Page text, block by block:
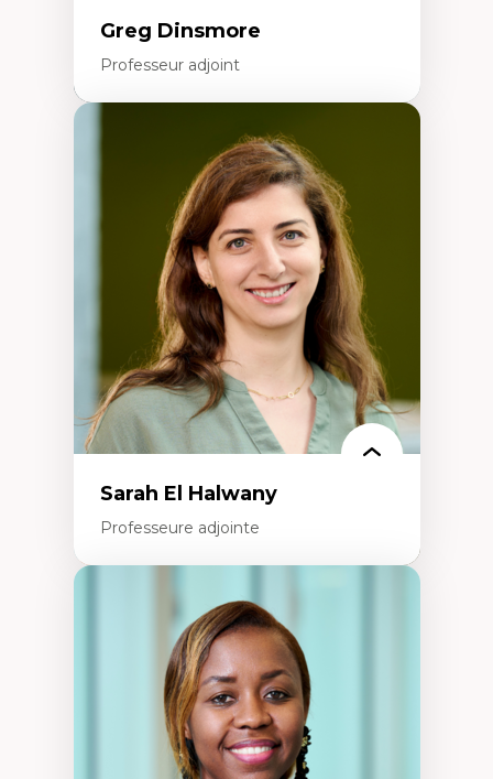
Greg Dinsmore
Professeur adjoint
Fragmentation des auditoires médiatiques
Analyse multi-plateforme des auditoires
médiatiques
Analyse des comportements numériques à
travers les données massives et l’IA
Recherche quantitative et qualitative sur
les auditoires médiatiques
Épistémologie des techniques de recherche
numérique et l’IA
Théorie des droits de la personne
La pensée politique d’Hannah Arendt
La pensée politique à l’ère numérique
Justice internationale et normes
internationales
Sarah El Halwany
Professeure adjointe
Les apports pédagogiques des théories de
l'affect, du posthumanisme, du féminisme
dans l'éducation aux sciences
L'apprentissage des sciences/STIM dans une
perspective socioécologique de care
L’insertion professionnelle des
enseignant.e.s